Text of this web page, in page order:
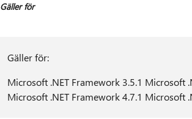
Gäller för
Gäller för:
Microsoft .NET Framework 3.5.1 Microsoft
Microsoft .NET Framework 4.7.1 Microsoft